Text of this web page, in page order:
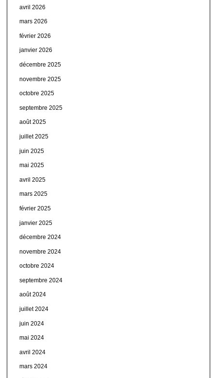
avril 2026
mars 2026
février 2026
janvier 2026
décembre 2025
novembre 2025
octobre 2025
septembre 2025
août 2025
juillet 2025
juin 2025
mai 2025
avril 2025
mars 2025
février 2025
janvier 2025
décembre 2024
novembre 2024
octobre 2024
septembre 2024
août 2024
juillet 2024
juin 2024
mai 2024
avril 2024
mars 2024